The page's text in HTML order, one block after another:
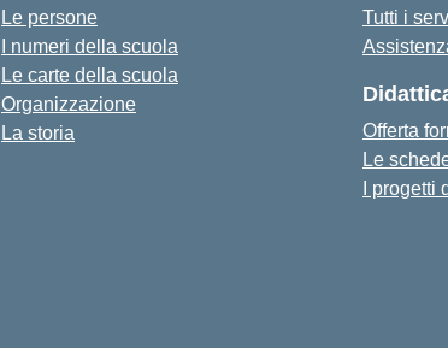
Le persone
I numeri della scuola
Le carte della scuola
Organizzazione
La storia
Tutti i
Offerta
Le
I progetti